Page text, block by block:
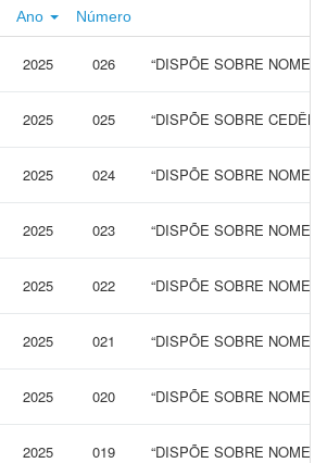
Ano Número
2025 026 “DISPÕE SOBRE
2025 025 “DISPÕE SOBRE
2025 024 “DISPÕE SOBRE
2025 023 “DISPÕE SOBRE
2025 022 “DISPÕE SOBRE
2025 021 “DISPÕE SOBRE
2025 020 “DISPÕE SOBRE
2025 019 “DISPÕE SOBRE